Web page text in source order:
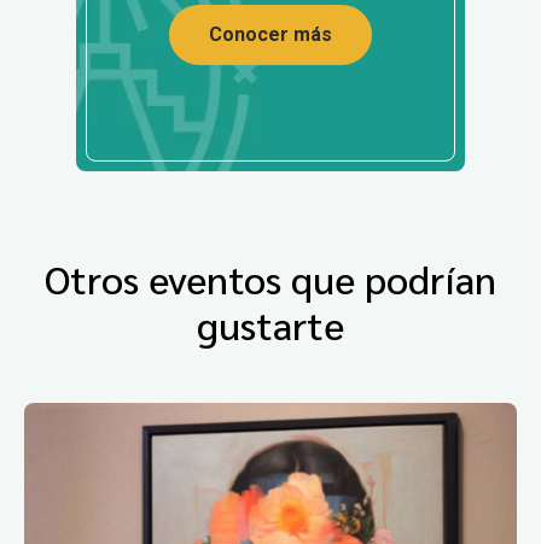
Conocer más
Otros eventos que podrían
gustarte